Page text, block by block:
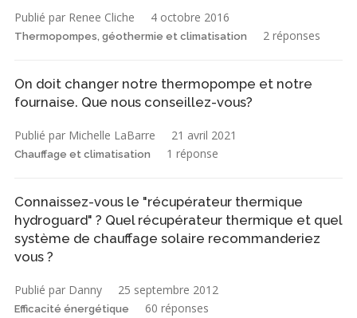
Publié par Renee Cliche 4 octobre 2016
Thermopompes, géothermie et climatisation 2 réponses
On doit changer notre thermopompe et notre
fournaise. Que nous conseillez-vous?
Publié par Michelle LaBarre 21 avril 2021
Chauffage et climatisation 1 réponse
Connaissez-vous le "récupérateur thermique
hydroguard" ? Quel récupérateur thermique et quel
système de chauffage solaire recommanderiez
vous ?
Publié par Danny 25 septembre 2012
Efficacité énergétique 60 réponses